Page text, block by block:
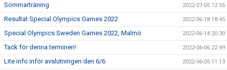
Sommarträning 2022-07-05 12:55
Resultat Special Olympics Games 2022 2022-06-18 18:45
Special Olympics Sweden Games 2022, Malmö 2022-06-14 20:30
Tack för denna terminen! 2022-06-06 22:49
Lite info inför avslutningen den 6/6 2022-06-05 11:13